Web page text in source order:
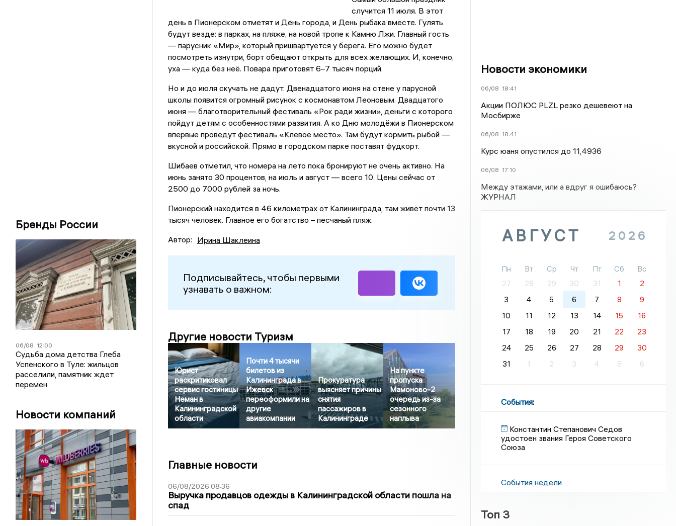
Бренды России
06/08 12:00
Судьба дома детства Глеба
Успенского в Туле: жильцов
расселили, памятник ждет
перемен
Новости компаний
случится 11 июля. В этот
день в Пионерском отметят и День города, и День рыбака вместе. Гулять
будут везде: в парках, на пляже, на новой тропе к Камню Лжи. Главный гость
— парусник «Мир», который пришвартуется у берега. Его можно будет
посмотреть изнутри, борт обещают открыть для всех желающих. И, конечно,
уха — куда без неё. Повара приготовят 6–7 тысяч порций.
Но и до июля скучать не дадут. Двенадцатого июня на стене у парусной
школы появится огромный рисунок с космонавтом Леоновым. Двадцатого
июня — благотворительный фестиваль «Рок ради жизни», деньги с которого
пойдут детям с особенностями развития. А ко Дню молодёжи в Пионерском
впервые проведут фестиваль «Клёвое место». Там будут кормить рыбой —
вкусной и российской. Прямо в городском парке поставят фудкорт.
Шибаев отметил, что номера на лето пока бронируют не очень активно. На
июнь занято 30 процентов, на июль и август — всего 10. Цены сейчас от
2500 до 7000 рублей за ночь.
Пионерский находится в 46 километрах от Калининграда, там живёт почти 13
тысяч человек. Главное его богатство – песчаный пляж.
Автор: Ирина Шаклеина
Подписывайтесь, чтобы первыми
узнавать о важном:
Другие новости Туризм
Юрист
раскритиковал
сервис гостиницы
Неман в
Калининградской
области
Почти 4 тысячи
билетов из
Калининграда в
Ижевск
переоформили на
другие
авиакомпании
Прокуратура
выясняет причины
снятия
пассажиров в
Калининграде
На пункте
пропуска
Мамоново-2
очередь из-за
сезонного
наплыва
Главные новости
06/08/2026 08:36
Выручка продавцов одежды в Калининградской области пошла на
спад
Новости экономики
06/08 18:41
Акции ПОЛЮС PLZL резко дешевеют на
Мосбирже
06/08 18:41
Курс юаня опустился до 11,4936
06/08 17:10
Между этажами, или а вдруг я ошибаюсь?
ЖУРНАЛ
АВГУСТ 2026
Пн Вт Ср Чт Пт Сб
Вс
27
28 29 30 31 1
2
3
4 5 6 7 8
9
10
11 12 13 14 15
16
17
18 19 20 21 22
23
24
25 26 27 28 29
30
31
1 2 3 4 5 6
События:
Константин Степанович Седов
удостоен звания Героя Советского
Союза
События недели
Топ 3